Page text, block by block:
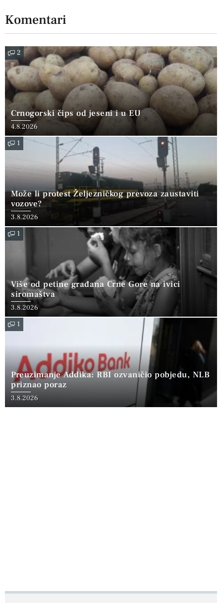
Komentari
2
Crnogorski čips od jeseni i u EU
4.8.2026
1
Može li protest Željezničkog prevoza zaustaviti
vozove?
3.8.2026
1
Više od petine građana Crne Gore na ivici
siromaštva
3.8.2026
1
Preuzimanje Addika: RBI ozvaničio pobjedu, NLB
priznao poraz
3.8.2026